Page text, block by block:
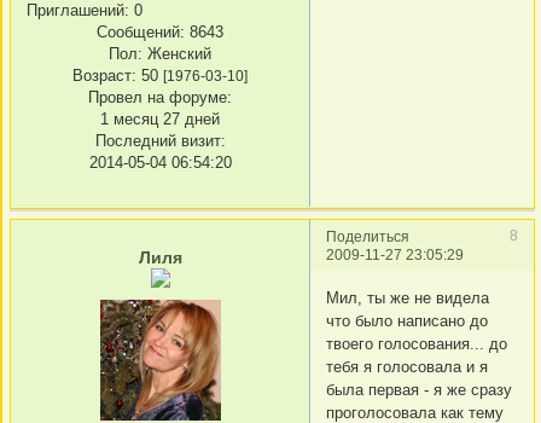
Приглашений: 0
Сообщений: 8643
Пол: Женский
Возраст: 50 [1976-03-10]
Провел на форуме:
1 месяц 27 дней
Последний визит:
2014-05-04 06:54:20
Поделиться
8
2009-11-27 23:05:29
Лиля
Мил, ты же не видела
что было написано до
твоего голосования... до
тебя я голосовала и я
была первая - я же сразу
проголосовала как тему